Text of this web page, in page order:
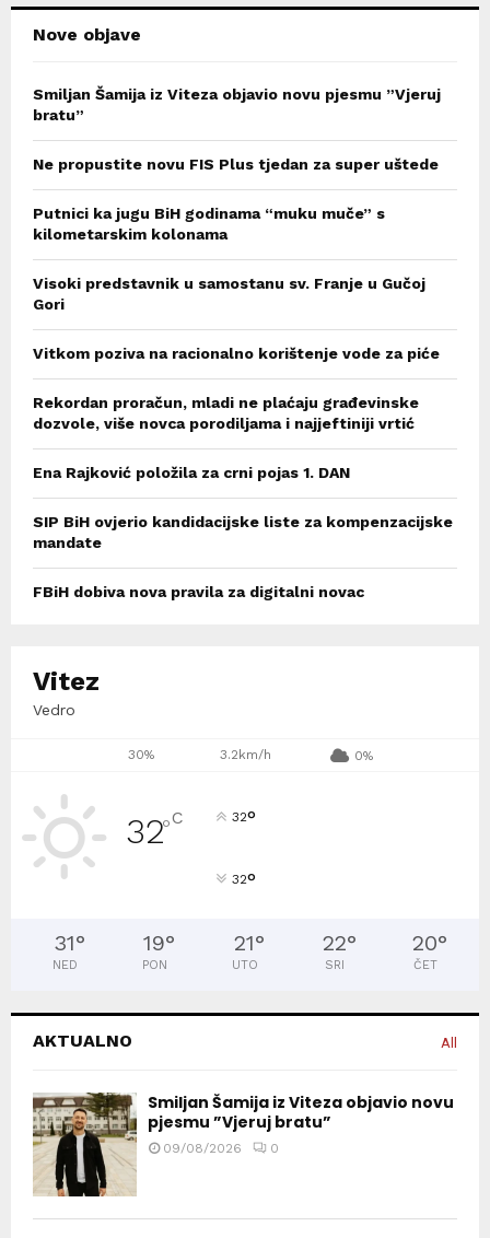
Nove objave
Smiljan Šamija iz Viteza objavio novu pjesmu ”Vjeruj
bratu”
Ne propustite novu FIS Plus tjedan za super uštede
Putnici ka jugu BiH godinama “muku muče” s
kilometarskim kolonama
Visoki predstavnik u samostanu sv. Franje u Gučoj
Gori
Vitkom poziva na racionalno korištenje vode za piće
Rekordan proračun, mladi ne plaćaju građevinske
dozvole, više novca porodiljama i najjeftiniji vrtić
Ena Rajković položila za crni pojas 1. DAN
SIP BiH ovjerio kandidacijske liste za kompenzacijske
mandate
FBiH dobiva nova pravila za digitalni novac
Vitez
Vedro
30% 3.2km/h 0%
32°C 32°
32°
31°
NED
19°
PON
21°
UTO
22°
SRI
20°
ČET
AKTUALNO All
Smiljan Šamija iz Viteza objavio novu
pjesmu ”Vjeruj bratu”
09/08/2026 0